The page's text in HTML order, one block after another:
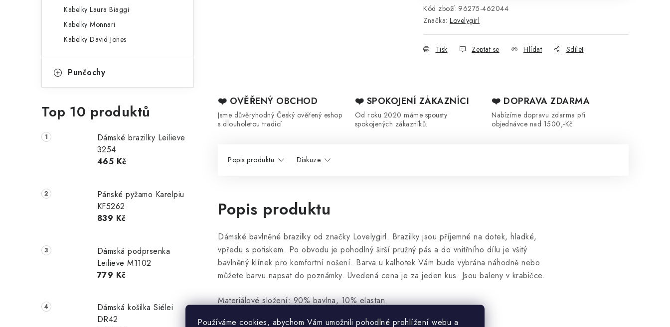
Používáme cookies, abychom Vám umožnili pohodlné prohlížení webu a
Kabelky Laura Biaggi
Kabelky Monnari
Kabelky David Jones
Punčochy
Top 10 produktů
Dámské brazilky Leilieve
3254
465 Kč
Pánské pyžamo Karelpiu
KF5262
839 Kč
Dámská podprsenka
Leilieve M1102
779 Kč
Dámská košilka Siélei
DR42
Kód zboží: 96275-462044
Značka: Lovelygirl
Tisk Zeptat se Hlídat Sdílet
❤️ OVĚŘENÝ OBCHOD
Jsme důvěryhodný Český ověřený eshop
s dlouholetou tradicí.
❤️ SPOKOJENÍ ZÁKAZNÍCI
Od roku 2020 máme spousty
spokojených zákazníků.
❤️ DOPRAVA ZDARMA
Nabízíme dopravu zdarma při
objednávce nad 1500,-Kč
Popis produktu Diskuze
Popis produktu
Dámské bavlněné brazilky od značky Lovelygirl. Brazilky jsou příjemné na dotek, hladké,
vpředu s potiskem. Po obvodu je pohodlný širší pružný pás a do vnitřního dílu je všitý
bavlněný klínek pro komfortní nošení. Barva u kalhotek Vám bude vybrána náhodně nebo
můžete barvu napsat do poznámky. Uvedená cena je za jeden kus. Jsou baleny v krabičce.
Materiálové složení: 90% bavlna, 10% elastan.